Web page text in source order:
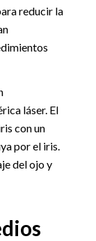
reducir la
láser. El
con un
por el iris.
del ojo y